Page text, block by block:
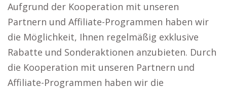
Aufgrund der Kooperation mit unseren
Partnern und Affiliate-Programmen haben wir
die Möglichkeit, Ihnen regelmäßig exklusive
Rabatte und Sonderaktionen anzubieten. Durch
die Kooperation mit unseren Partnern und
Affiliate-Programmen haben wir die